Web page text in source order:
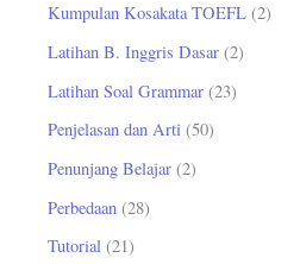
Kumpulan Kosakata TOEFL (2)
Latihan B. Inggris Dasar (2)
Latihan Soal Grammar (23)
Penjelasan dan Arti (50)
Penunjang Belajar (2)
Perbedaan (28)
Tutorial (21)